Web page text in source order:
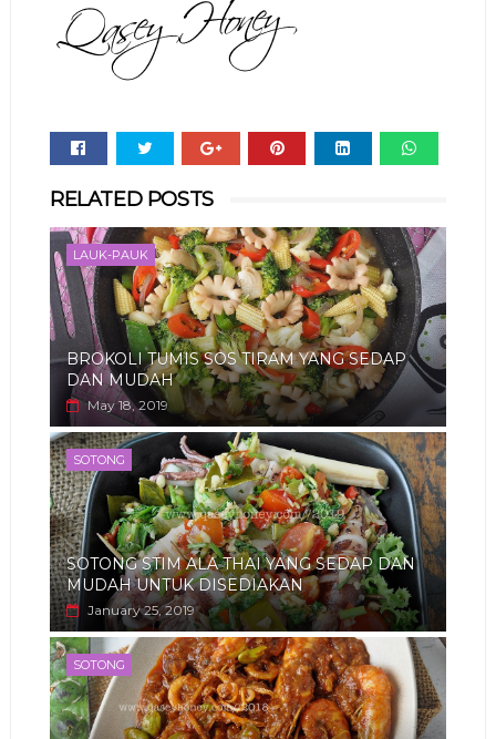
RELATED POSTS
LAUK-PAUK
BROKOLI TUMIS SOS TIRAM YANG SEDAP
DAN MUDAH
May 18, 2019
SOTONG
SOTONG STIM ALA THAI YANG SEDAP DAN
MUDAH UNTUK DISEDIAKAN
January 25, 2019
SOTONG